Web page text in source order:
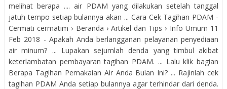
melihat berapa .... air PDAM yang dilakukan setelah tanggal
jatuh tempo setiap bulannya akan ... Cara Cek Tagihan PDAM -
Cermati cermatim › Beranda › Artikel dan Tips › Info Umum 11
Feb 2018 - Apakah Anda berlangganan pelayanan penyediaan
air minum? ... Lupakan sejumlah denda yang timbul akibat
keterlambatan pembayaran tagihan PDAM. ... Lalu klik bagian
Berapa Tagihan Pemakaian Air Anda Bulan Ini? ... Rajinlah cek
tagihan PDAM Anda setiap bulannya agar terhindar dari denda.